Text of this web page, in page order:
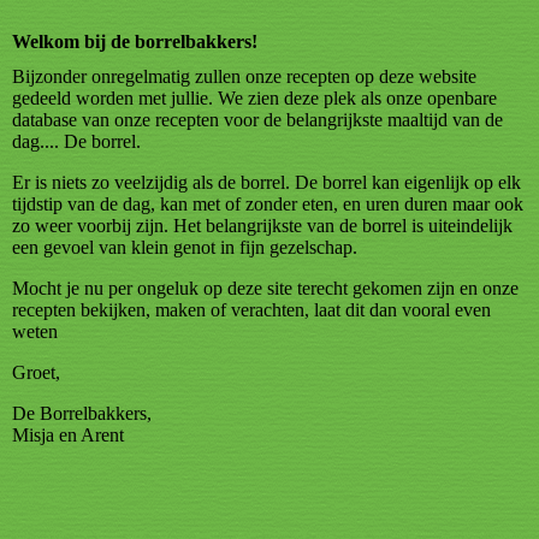
Welkom bij de borrelbakkers!
Bijzonder onregelmatig zullen onze recepten op deze website
gedeeld worden met jullie. We zien deze plek als onze openbare
database van onze recepten voor de belangrijkste maaltijd van de
dag.... De borrel.
Er is niets zo veelzijdig als de borrel. De borrel kan eigenlijk op elk
tijdstip van de dag, kan met of zonder eten, en uren duren maar ook
zo weer voorbij zijn. Het belangrijkste van de borrel is uiteindelijk
een gevoel van klein genot in fijn gezelschap.
Mocht je nu per ongeluk op deze site terecht gekomen zijn en onze
recepten bekijken, maken of verachten, laat dit dan vooral even
weten
Groet,
De Borrelbakkers,
Misja en Arent